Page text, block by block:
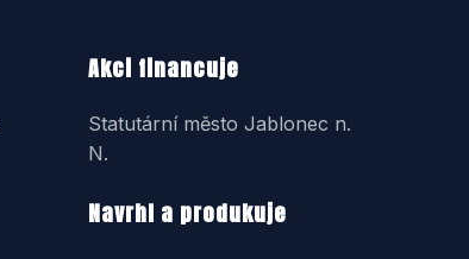
Akci financuje
Statutární město Jablonec n.
N.
Navrhl a produkuje